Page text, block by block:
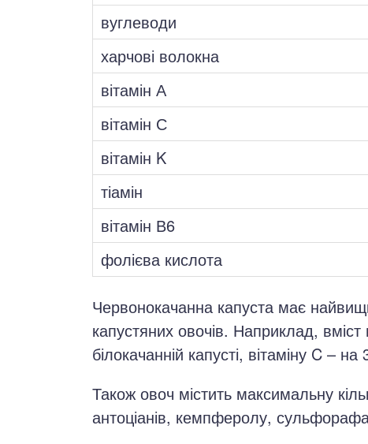
вуглеводи
харчові волокна
вітамін А
вітамін С
вітамін K
тіамін
вітамін В6
фолієва кислота
Червонокачанна капуста має
капустяних овочів. Наприклад,
білокачанній капусті, вітаміну C –
Також овоч містить максимальну
антоціанів, кемпферолу,